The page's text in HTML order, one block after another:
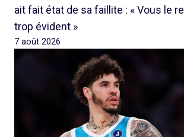
ait fait état de sa faillite : « Vous le
trop évident »
7 août 2026